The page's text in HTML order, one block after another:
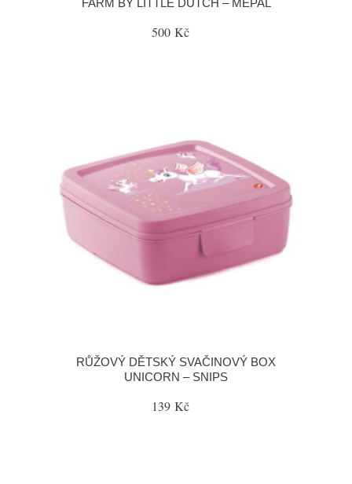
FARM BY LITTLE DUTCH – MEPAL
500 Kč
RŮŽOVÝ DĚTSKÝ SVAČINOVÝ BOX
UNICORN – SNIPS
139 Kč